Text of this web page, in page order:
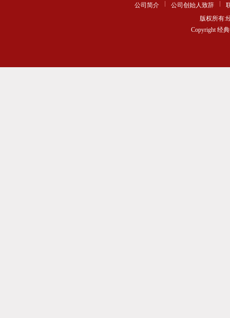
公司简介 公司创始人致辞
版权所有:
Copyright 经